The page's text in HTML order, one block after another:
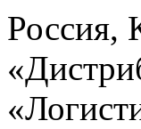
Россия,